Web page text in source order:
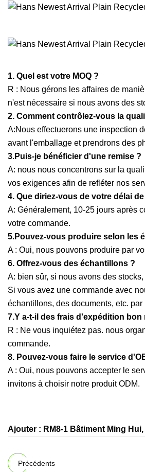
1. Quel est votre MOQ ?
R : Nous gérons les affaires de
n'est nécessaire si nous avons des
2. Comment contrôlez-vous la
A:Nous effectuerons une inspection
avant l'emballage et prendrons des
3.Puis-je bénéficier d'une remise ?
A: nous nous concentrons sur la
vos exigences afin de refléter nos
4. Que diriez-vous de votre délai
A: Généralement, 10-25 jours après
votre commande.
5.Pouvez-vous produire selon les
A : Oui, nous pouvons produire par
6. Offrez-vous des échantillons ?
A: bien sûr, si nous avons des
Si vous avez une commande avec
échantillons, des documents, etc. par
7.Y a-t-il des frais d'expédition
R : Ne vous inquiétez pas. nous
commande.
8. Pouvez-vous faire le service
A : Oui, nous pouvons accepter le
invitons à choisir notre produit ODM.
Ajouter : RM8-1 Bâtiment Ming
Précédents